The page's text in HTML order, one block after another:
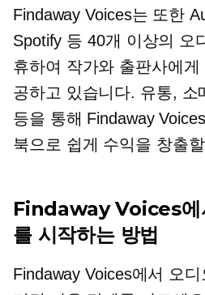
Findaway Voices는 또한
Spotify 등 40개 이상의 오
휴하여 작가와 출판사에게
공하고 있습니다. 유통, 소
등을 통해 Findaway
북으로 쉽게 수익을 창출
Findaway Voices에
를 시작하는 방법
Findaway Voices에서 오